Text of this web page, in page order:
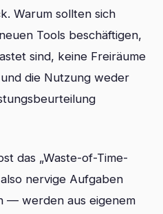
Warum sollten sich
Tools beschäftigen,
sind, keine Freiräume
die Nutzung weder
das „Waste-of-Time-
nervige Aufgaben
— werden aus eigenem